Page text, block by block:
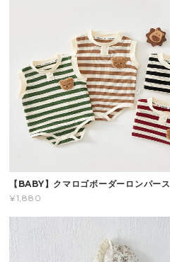
【BABY】クマロゴボーダーロンパース
¥1,880